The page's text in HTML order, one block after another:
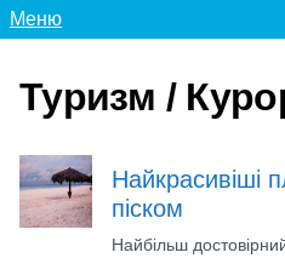
Меню
Туризм /
Найкрасивіші
піском
Найбільш